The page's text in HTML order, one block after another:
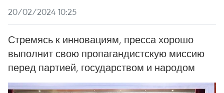
20/02/2024 10:25
Стремясь к инновациям, пресса хорошо
выполнит свою пропагандистскую миссию
перед партией, государством и народом